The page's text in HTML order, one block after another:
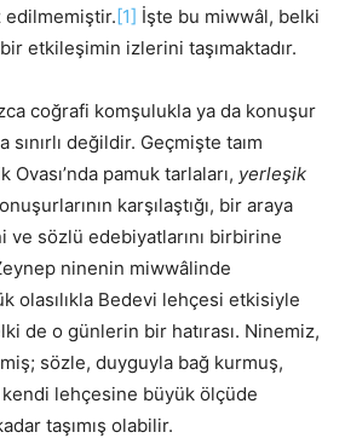
edilmemiştir.[1] İşte bu miwwâl, belki
etkileşimin izlerini taşımaktadır.
coğrafi komşulukla ya da konuşur
sınırlı değildir. Geçmişte taım
pamuk tarlaları, yerleşik
karşılaştığı, bir araya
ve sözlü edebiyatlarını birbirine
ninenin miwwâlinde
olasılıkla Bedevi lehçesi etkisiyle
de o günlerin bir hatırası. Ninemiz,
sözle, duyguyla bağ kurmuş,
kendi lehçesine büyük ölçüde
taşımış olabilir.